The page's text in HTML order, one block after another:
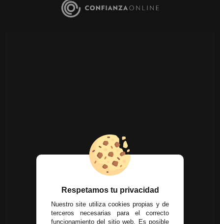
Respetamos tu privacidad
Nuestro site utiliza cookies propias y de
terceros necesarias para el correcto
funcionamiento del sitio web. Es posible